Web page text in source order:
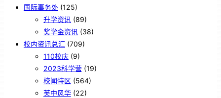
国际事务处 (125)
升学资讯 (89)
奖学金资讯 (38)
校内资讯总汇 (709)
110校庆 (9)
2023科学营 (19)
校闻特区 (564)
芙中风华 (22)